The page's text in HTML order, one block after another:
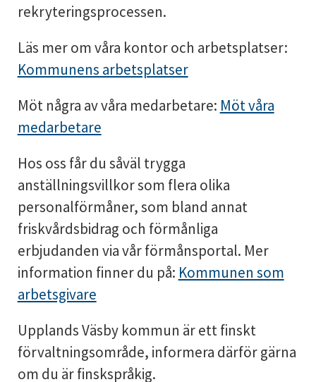
rekryteringsprocessen.
Läs mer om våra kontor och arbetsplatser:
Kommunens arbetsplatser
Möt några av våra medarbetare: Möt våra
medarbetare
Hos oss får du såväl trygga
anställningsvillkor som flera olika
personalförmåner, som bland annat
friskvårdsbidrag och förmånliga
erbjudanden via vår förmånsportal. Mer
information finner du på: Kommunen som
arbetsgivare
Upplands Väsby kommun är ett finskt
förvaltningsområde, informera därför gärna
om du är finskspråkig.